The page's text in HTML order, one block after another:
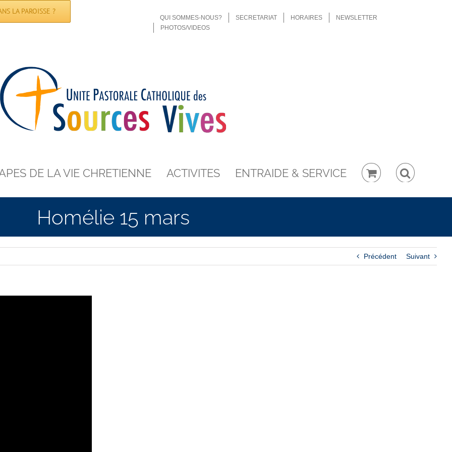
LA PAROISSE ?
QUI SOMMES-NOUS? SECRETARIAT HORAIRES
NEWSLETTER
PHOTOS/VIDEOS
DE LA VIE CHRETIENNE ACTIVITES ENTRAIDE & SERVICE
Homélie 15 mars
Précédent Suivant